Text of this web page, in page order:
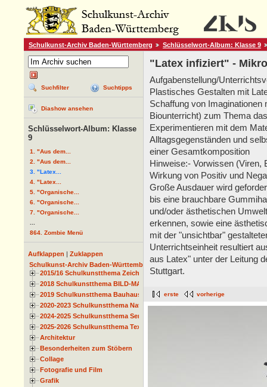
Schulkunst-Archiv Baden-Württemberg Schlüsselwort-Album: Klasse 9
Suchfilter Suchtipps
Diashow ansehen
Schlüsselwort-Album: Klasse
9
1. "Aus dem...
2. "Aus dem...
3. "Latex...
4. "Latex...
5. "Organische...
6. "Organische...
7. "Organische...
864. Zombie Menü
Aufklappen | Zuklappen
Schulkunst-Archiv Baden-Württemberg
2015/16 Schulkunstthema Zeichnen
2018 Schulkunstthema BILD-MATERIAL-OBJEKT
2019 Schulkunstthema Bauhaus
2020-2023 Schulkunstthema Natur und Zeit
2024-2025 Schulkunstthema Serie
2025-2026 Schulkunstthema Textil
Architektur
Besonderheiten zum Stöbern
Collage
Fotografie und Film
Grafik
"Latex infiziert" -
Aufgabenstellung/
Plastisches Gestalten mit
Schaffung von Imaginationen
Biounterricht) zum Thema
Experimentieren mit dem
Alltagsgegenständen und
einer Gesamtkomposition
Hinweise:- Vorwissen (Viren,
Wirkung von Positiv und
Große Ausdauer wird
bis eine brauchbare
und/oder ästhetischen
erkennen, sowie eine
mit der "unsichtbar"
Unterrichtseinheit resultiert
aus Latex" unter der Leitung
Stuttgart.
erste vorherige